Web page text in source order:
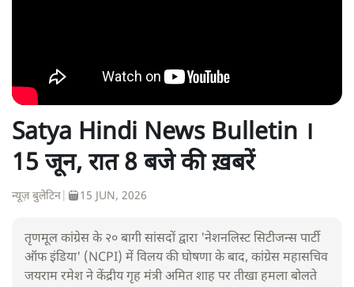
Satya Hindi News Bulletin ।
15 जून, रात 8 बजे की ख़बरें
न्यूज़ बुलेटिन 15 JUN, 2026
तृणमूल कांग्रेस के २० बागी सांसदों द्वारा 'नेशनलिस्ट सिटीजन्स पार्टी
ऑफ इंडिया' (NCPI) में विलय की घोषणा के बाद, कांग्रेस महासचिव
जयराम रमेश ने केंद्रीय गृह मंत्री अमित शाह पर तीखा हमला बोलते